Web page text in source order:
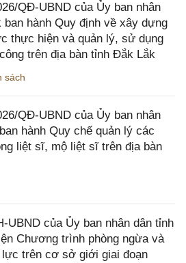
QĐ-UBND của Ủy ban nhân
hành Quy định về xây dựng
thực hiện và quản lý, sử dụng
trên địa bàn tỉnh Đắk Lắk
sách
QĐ-UBND của Ủy ban nhân
hành Quy chế quản lý các
liệt sĩ, mộ liệt sĩ trên địa bàn
UBND của Ủy ban nhân dân tỉnh
Chương trình phòng ngừa và
trên cơ sở giới giai đoạn